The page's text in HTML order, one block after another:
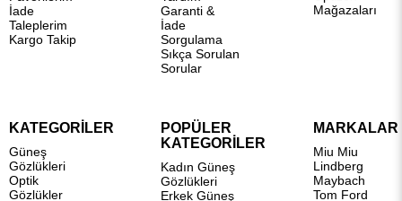
İade
Taleplerim
Kargo Takip
Garanti &
İade
Sorgulama
Sıkça Sorulan
Sorular
Mağazaları
KATEGORİLER
Güneş
Gözlükleri
Optik
Gözlükler
POPÜLER
KATEGORİLER
Kadın Güneş
Gözlükleri
Erkek Güneş
MARKALAR
Miu Miu
Lindberg
Maybach
Tom Ford